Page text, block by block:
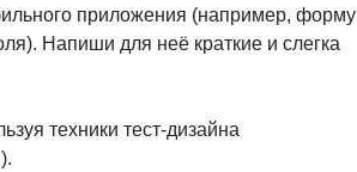
приложения (например, форму
Напиши для неё краткие и слегка
техники тест-дизайна